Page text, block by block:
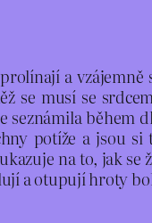
a vzájemně
se musí se
během
potíže a jsou
na to, jak se
a otupují hroty